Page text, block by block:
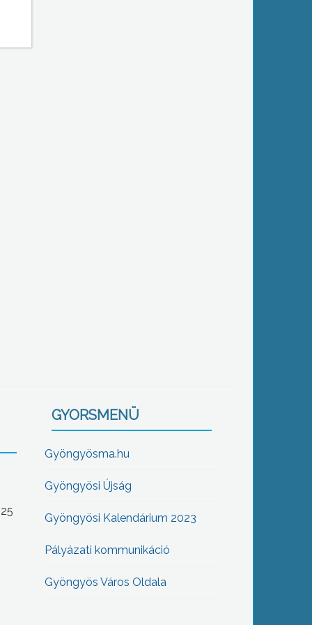
GYORSMENÜ
Gyöngyösma.hu
Gyöngyösi Újság
Gyöngyösi Kalendárium 2023
Pályázati kommunikáció
Gyöngyös Város Oldala